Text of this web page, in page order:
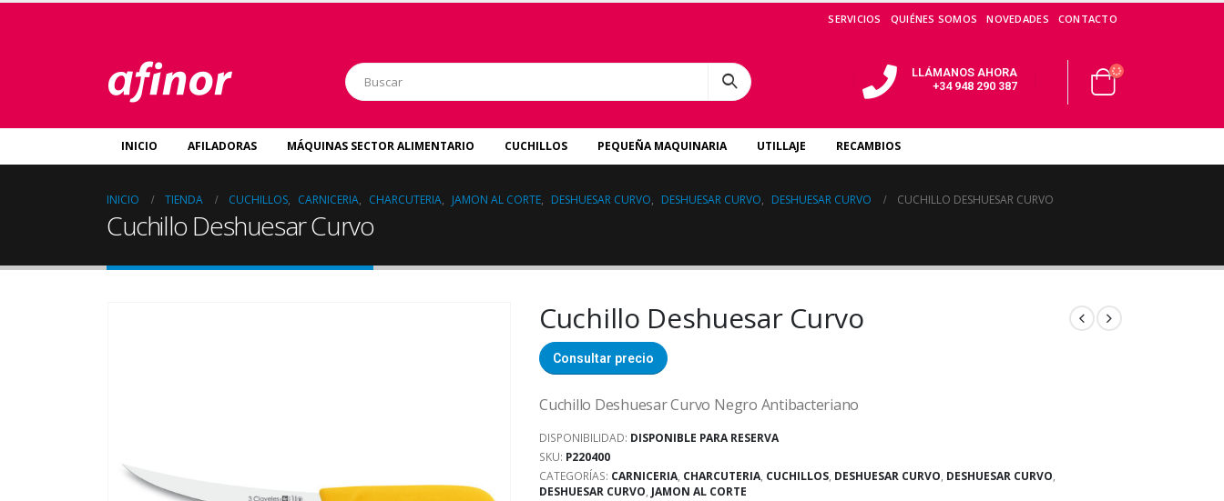
SERVICIOS QUIÉNES SOMOS NOVEDADES CONTACTO
LLÁMANOS AHORA
+34 948 290 387
INICIO AFILADORAS MÁQUINAS SECTOR ALIMENTARIO CUCHILLOS PEQUEÑA MAQUINARIA UTILLAJE RECAMBIOS
INICIO TIENDA CUCHILLOS, CARNICERIA, CHARCUTERIA, JAMON AL CORTE, DESHUESAR CURVO, DESHUESAR CURVO, DESHUESAR CURVO CUCHILLO DESHUESAR CURVO
Cuchillo Deshuesar Curvo
Cuchillo Deshuesar Curvo
Consultar precio
Cuchillo Deshuesar Curvo Negro Antibacteriano
DISPONIBILIDAD: DISPONIBLE PARA RESERVA
SKU: P220400
CATEGORÍAS: CARNICERIA, CHARCUTERIA, CUCHILLOS, DESHUESAR CURVO, DESHUESAR CURVO,
DESHUESAR CURVO, JAMON AL CORTE